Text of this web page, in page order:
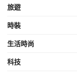
旅遊
時裝
生活時尚
科技